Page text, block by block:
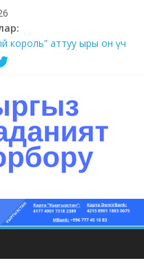
аттуу ыры он үч